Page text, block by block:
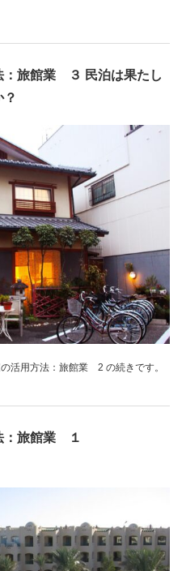
：旅館業 ３ 民泊は果たし
活用方法：旅館業 2 の続きです。
：旅館業 １